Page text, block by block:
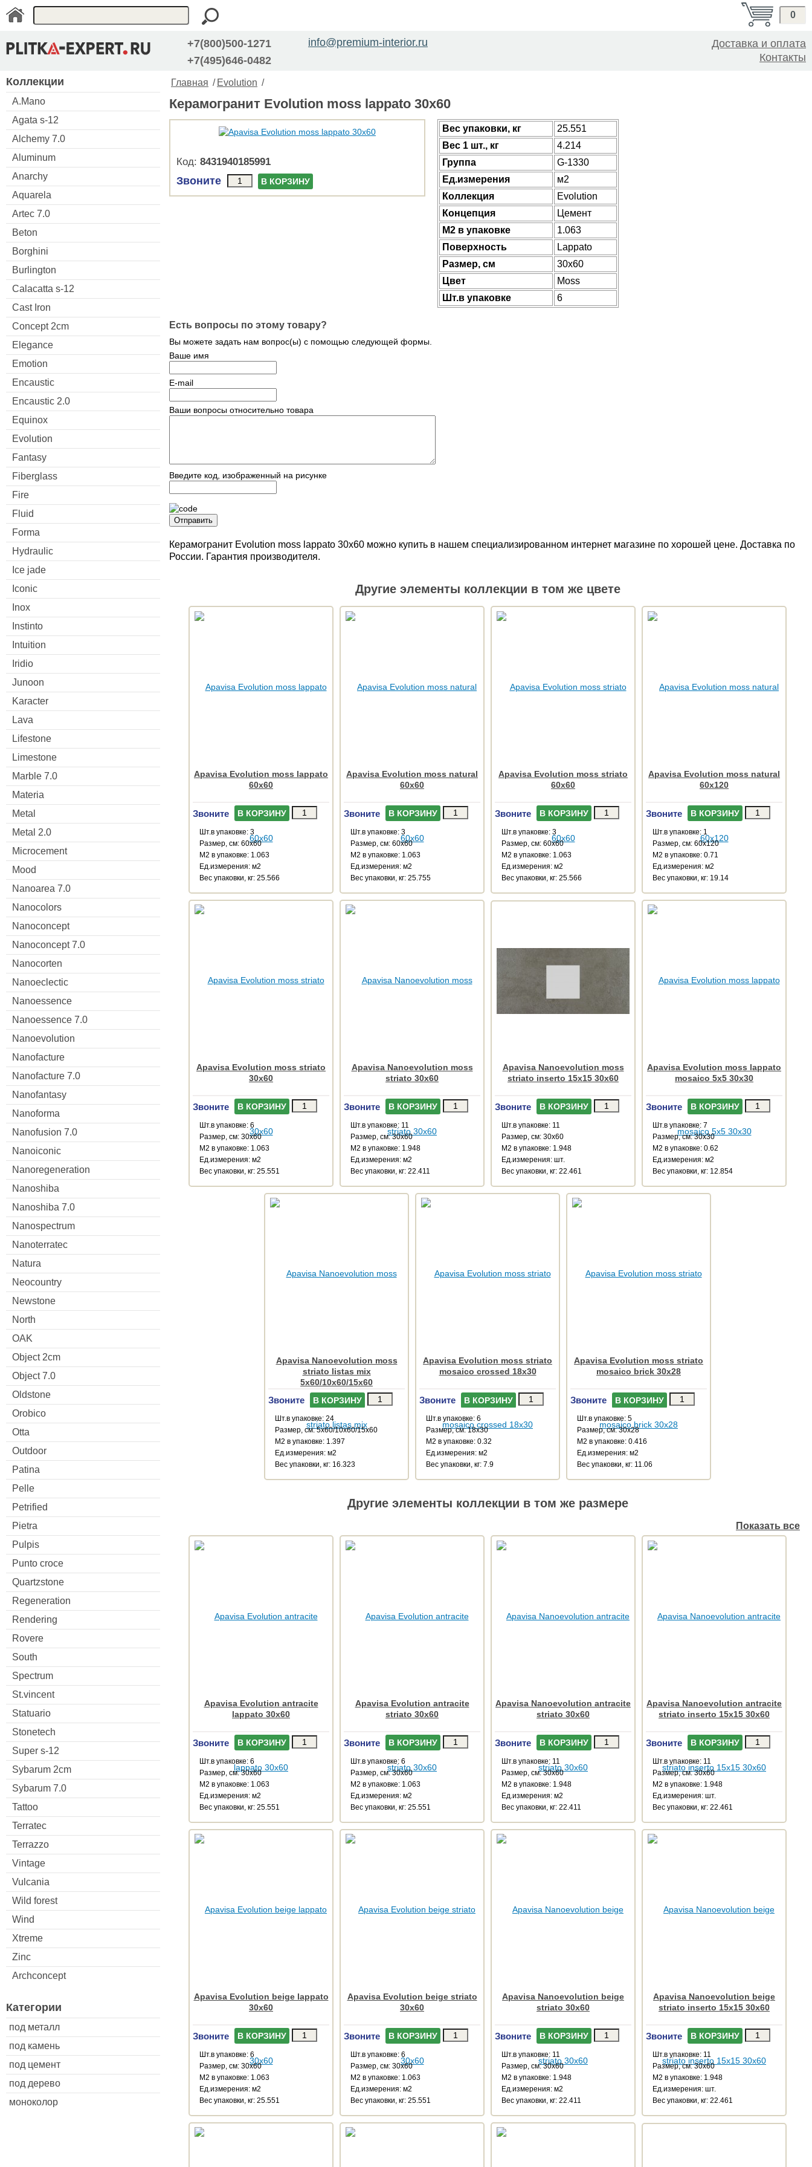
0
+7(800)500-1271
+7(495)646-0482
info@premium-interior.ru
Доставка и оплата
Контакты
Коллекции
A.Mano
Agata s-12
Alchemy 7.0
Aluminum
Anarchy
Aquarela
Artec 7.0
Beton
Borghini
Burlington
Calacatta s-12
Cast Iron
Concept 2cm
Elegance
Emotion
Encaustic
Encaustic 2.0
Equinox
Evolution
Fantasy
Fiberglass
Fire
Fluid
Forma
Hydraulic
Ice jade
Iconic
Inox
Instinto
Intuition
Iridio
Junoon
Karacter
Lava
Lifestone
Limestone
Marble 7.0
Materia
Metal
Metal 2.0
Microcement
Mood
Nanoarea 7.0
Nanocolors
Nanoconcept
Nanoconcept 7.0
Nanocorten
Nanoeclectic
Nanoessence
Nanoessence 7.0
Nanoevolution
Nanofacture
Nanofacture 7.0
Nanofantasy
Nanoforma
Nanofusion 7.0
Nanoiconic
Nanoregeneration
Nanoshiba
Nanoshiba 7.0
Nanospectrum
Nanoterratec
Natura
Neocountry
Newstone
North
OAK
Object 2cm
Object 7.0
Oldstone
Orobico
Otta
Outdoor
Patina
Pelle
Petrified
Pietra
Pulpis
Punto croce
Quartzstone
Regeneration
Rendering
Rovere
South
Spectrum
St.vincent
Statuario
Stonetech
Super s-12
Sybarum 2cm
Sybarum 7.0
Tattoo
Terratec
Terrazzo
Vintage
Vulcania
Wild forest
Wind
Xtreme
Zinc
Archconcept
Категории
под металл
под камень
под цемент
под дерево
моноколор
Главная / Evolution /
Керамогранит Evolution moss lappato 30x60
Код: 8431940185991
Звоните В КОРЗИНУ
Веc упаковки, кг
25.551
Вес 1 шт., кг
4.214
Группа
G-1330
Ед.измерения
м2
Коллекция
Evolution
Концепция
Цемент
М2 в упаковке
1.063
Поверхность
Lappato
Размер, см
30x60
Цвет
Moss
Шт.в упаковке
6
Есть вопросы по этому товару?
Вы можете задать нам вопрос(ы) с помощью следующей формы.
Ваше имя
E-mail
Ваши вопросы относительно товара
Введите код, изображенный на рисунке
Отправить
Керамогранит Evolution moss lappato 30x60 можно купить в нашем специализированном интернет магазине по хорошей цене. Доставка по
России. Гарантия производителя.
Другие элементы коллекции в том же цвете
Apavisa Evolution moss lappato
60x60
Звоните В КОРЗИНУ
Шт.в упаковке: 3
Размер, см: 60x60
М2 в упаковке: 1.063
Ед.измерения: м2
Веc упаковки, кг: 25.566
Apavisa Evolution moss natural
60x60
Звоните В КОРЗИНУ
Шт.в упаковке: 3
Размер, см: 60x60
М2 в упаковке: 1.063
Ед.измерения: м2
Веc упаковки, кг: 25.755
Apavisa Evolution moss striato
60x60
Звоните В КОРЗИНУ
Шт.в упаковке: 3
Размер, см: 60x60
М2 в упаковке: 1.063
Ед.измерения: м2
Веc упаковки, кг: 25.566
Apavisa Evolution moss natural
60x120
Звоните В КОРЗИНУ
Шт.в упаковке: 1
Размер, см: 60x120
М2 в упаковке: 0.71
Ед.измерения: м2
Веc упаковки, кг: 19.14
Apavisa Evolution moss striato
30x60
Звоните В КОРЗИНУ
Шт.в упаковке: 6
Размер, см: 30x60
М2 в упаковке: 1.063
Ед.измерения: м2
Веc упаковки, кг: 25.551
Apavisa Nanoevolution moss
striato 30x60
Звоните В КОРЗИНУ
Шт.в упаковке: 11
Размер, см: 30x60
М2 в упаковке: 1.948
Ед.измерения: м2
Веc упаковки, кг: 22.411
Apavisa Nanoevolution moss
striato inserto 15x15 30x60
Звоните В КОРЗИНУ
Шт.в упаковке: 11
Размер, см: 30x60
М2 в упаковке: 1.948
Ед.измерения: шт.
Веc упаковки, кг: 22.461
Apavisa Evolution moss lappato
mosaico 5x5 30x30
Звоните В КОРЗИНУ
Шт.в упаковке: 7
Размер, см: 30x30
М2 в упаковке: 0.62
Ед.измерения: м2
Веc упаковки, кг: 12.854
Apavisa Nanoevolution moss
striato listas mix
5x60/10x60/15x60
Звоните В КОРЗИНУ
Шт.в упаковке: 24
Размер, см: 5x60/10x60/15x60
М2 в упаковке: 1.397
Ед.измерения: м2
Веc упаковки, кг: 16.323
Apavisa Evolution moss striato
mosaico crossed 18x30
Звоните В КОРЗИНУ
Шт.в упаковке: 6
Размер, см: 18x30
М2 в упаковке: 0.32
Ед.измерения: м2
Веc упаковки, кг: 7.9
Apavisa Evolution moss striato
mosaico brick 30x28
Звоните В КОРЗИНУ
Шт.в упаковке: 5
Размер, см: 30x28
М2 в упаковке: 0.416
Ед.измерения: м2
Веc упаковки, кг: 11.06
Другие элементы коллекции в том же размере
Показать все
Apavisa Evolution antracite
lappato 30x60
Звоните В КОРЗИНУ
Шт.в упаковке: 6
Размер, см: 30x60
М2 в упаковке: 1.063
Ед.измерения: м2
Веc упаковки, кг: 25.551
Apavisa Evolution antracite
striato 30x60
Звоните В КОРЗИНУ
Шт.в упаковке: 6
Размер, см: 30x60
М2 в упаковке: 1.063
Ед.измерения: м2
Веc упаковки, кг: 25.551
Apavisa Nanoevolution antracite
striato 30x60
Звоните В КОРЗИНУ
Шт.в упаковке: 11
Размер, см: 30x60
М2 в упаковке: 1.948
Ед.измерения: м2
Веc упаковки, кг: 22.411
Apavisa Nanoevolution antracite
striato inserto 15x15 30x60
Звоните В КОРЗИНУ
Шт.в упаковке: 11
Размер, см: 30x60
М2 в упаковке: 1.948
Ед.измерения: шт.
Веc упаковки, кг: 22.461
Apavisa Evolution beige lappato
30x60
Звоните В КОРЗИНУ
Шт.в упаковке: 6
Размер, см: 30x60
М2 в упаковке: 1.063
Ед.измерения: м2
Веc упаковки, кг: 25.551
Apavisa Evolution beige striato
30x60
Звоните В КОРЗИНУ
Шт.в упаковке: 6
Размер, см: 30x60
М2 в упаковке: 1.063
Ед.измерения: м2
Веc упаковки, кг: 25.551
Apavisa Nanoevolution beige
striato 30x60
Звоните В КОРЗИНУ
Шт.в упаковке: 11
Размер, см: 30x60
М2 в упаковке: 1.948
Ед.измерения: м2
Веc упаковки, кг: 22.411
Apavisa Nanoevolution beige
striato inserto 15x15 30x60
Звоните В КОРЗИНУ
Шт.в упаковке: 11
Размер, см: 30x60
М2 в упаковке: 1.948
Ед.измерения: шт.
Веc упаковки, кг: 22.461